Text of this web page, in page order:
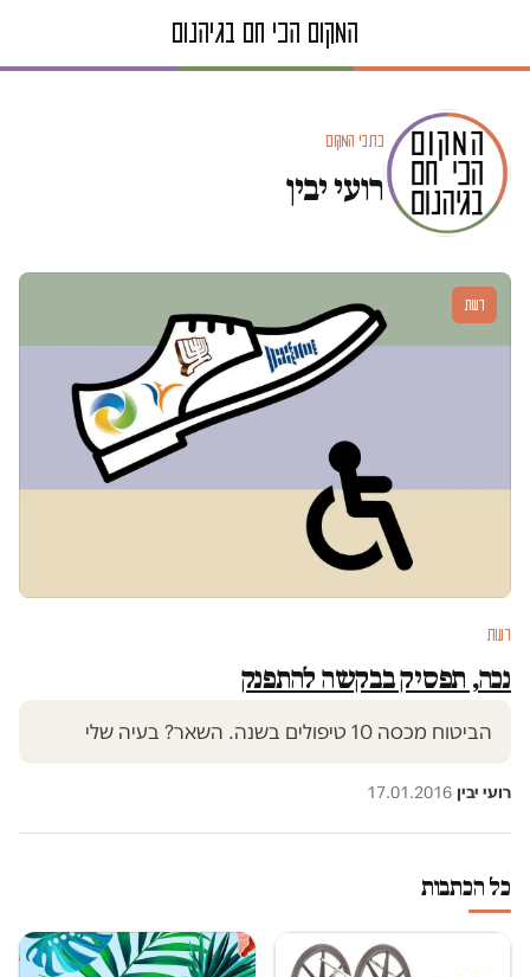
כתבי המקום
רועי יבין
דעות
דעות
נכה, תפסיק בבקשה להתפנק
הביטוח מכסה 10 טיפולים בשנה. השאר? בעיה שלי
רועי יבין·
17.01.2016
כל הכתבות